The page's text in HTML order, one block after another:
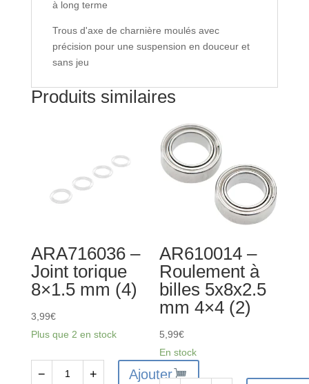
à long terme
Trous d'axe de charnière moulés avec
précision pour une suspension en douceur et
sans jeu
Produits similaires
ARA716036 –
Joint torique
8×1.5 mm (4)
3,99€
Plus que 2 en stock
− + Ajouter
AR610014 –
Roulement à
billes 5x8x2.5
mm 4×4 (2)
5,99€
En stock